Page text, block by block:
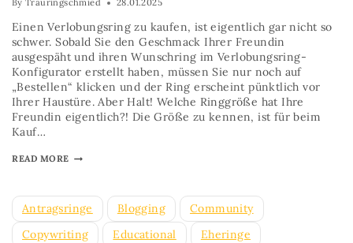
By Trauringschmied 28.01.2025
Einen Verlobungsring zu kaufen, ist eigentlich gar nicht so
schwer. Sobald Sie den Geschmack Ihrer Freundin
ausgespäht und ihren Wunschring im Verlobungsring-
Konfigurator erstellt haben, müssen Sie nur noch auf
„Bestellen“ klicken und der Ring erscheint pünktlich vor
Ihrer Haustüre. Aber Halt! Welche Ringgröße hat Ihre
Freundin eigentlich?! Die Größe zu kennen, ist für beim
Kauf…
READ MORE
Antragsringe Blogging
Community
Copywriting
Educational
Eheringe